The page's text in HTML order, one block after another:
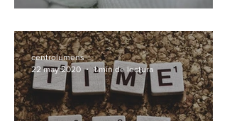
centrolumens
22 may 2020
1 min de lectura